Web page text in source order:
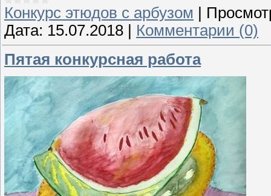
Конкурс этюдов с арбузом
Дата: 15.07.2018
Комментарии (0)
Пятая конкурсная работа